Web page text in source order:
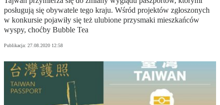
posługują się obywatele tego kraju. Wśród projektów zgłoszonych
w konkursie pojawiły się też ulubione przysmaki mieszkańców
wyspy, choćby Bubble Tea
Publikacja: 27.08.2020 12:58